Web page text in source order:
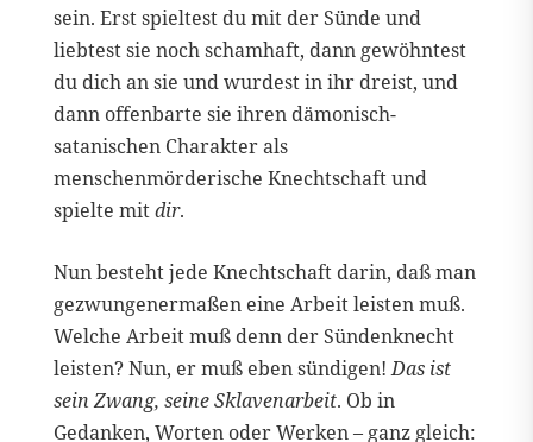
sein. Erst spieltest du mit der Sünde und
liebtest sie noch schamhaft, dann gewöhntest
du dich an sie und wurdest in ihr dreist, und
dann offenbarte sie ihren dämonisch-
satanischen Charakter als
menschenmörderische Knechtschaft und
spielte mitdir.
Nun besteht jede Knechtschaft darin, daß man
gezwungenermaßen eine Arbeit leisten muß.
Welche Arbeit muß denn der Sündenknecht
leisten? Nun, er muß eben sündigen!Das ist
sein Zwang, seine Sklavenarbeit. Ob in
Gedanken, Worten oder Werken – ganz gleich: